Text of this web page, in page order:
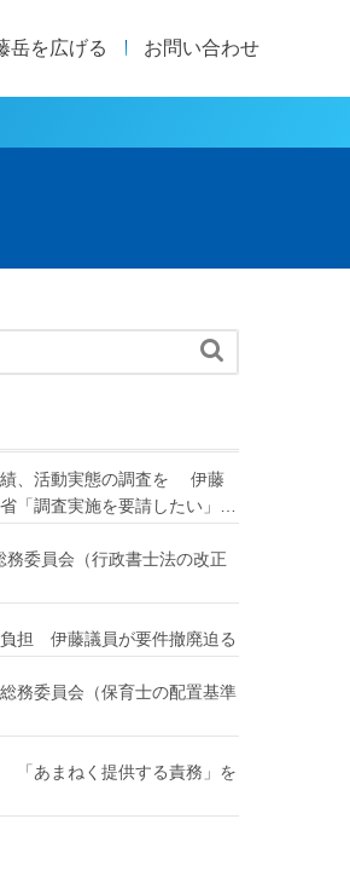
岳を広げる お問い合わせ

績、活動実態の調査を 伊藤
調査実施を要請したい」
委員会（行政書士法の改正
担 伊藤議員が要件撤廃迫る
務委員会（保育士の配置基準
「あまねく提供する責務」を